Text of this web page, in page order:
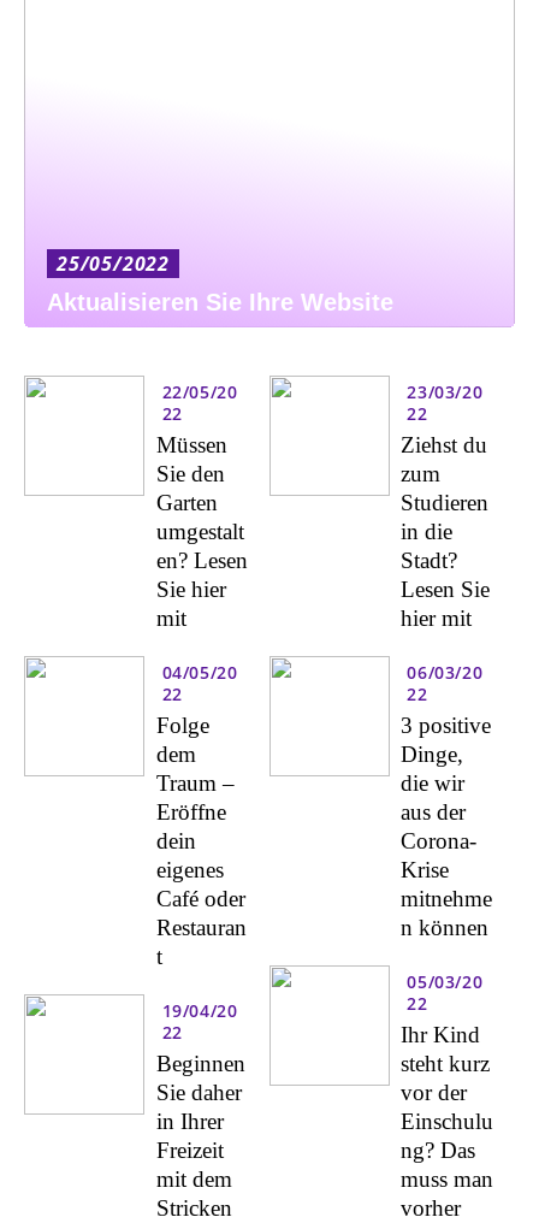
25/05/2022
Aktualisieren Sie Ihre Website
22/05/20
22
Müssen
Sie den
Garten
umgestalt
en? Lesen
Sie hier
mit
04/05/20
22
Folge
dem
Traum –
Eröffne
dein
eigenes
Café oder
Restauran
t
19/04/20
22
Beginnen
Sie daher
in Ihrer
Freizeit
mit dem
Stricken
23/03/20
22
Ziehst du
zum
Studieren
in die
Stadt?
Lesen Sie
hier mit
06/03/20
22
3 positive
Dinge,
die wir
aus der
Corona-
Krise
mitnehme
n können
05/03/20
22
Ihr Kind
steht kurz
vor der
Einschulu
ng? Das
muss man
vorher